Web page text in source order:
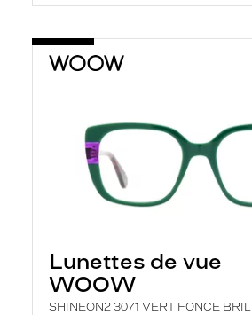
Lunettes de vue
WOOW
SHINEON2 3071 VERT FONCE BRIL